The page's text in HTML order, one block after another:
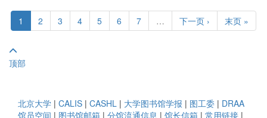
1 2 3 4 5 6 7 … 下一页 › 末页 »
顶部
北京大学 | CALIS | CASHL | 大学图书馆学报 | 图工委 | DRAA
馆员空间 | 图书馆邮箱 | 分馆流通信息 | 馆长信箱 | 常用链接 |